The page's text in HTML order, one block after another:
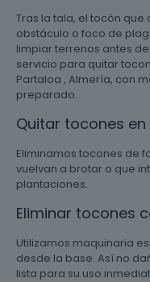
Tras la tala, el tocón
obstáculo o foco de
limpiar terrenos antes
servicio para quitar
Partaloa , Almería, con
preparado.
Quitar tocones
Eliminamos tocones de
vuelvan a brotar o que
plantaciones.
Eliminar tocones
Utilizamos maquinaria
desde la base. Así no
lista para su uso